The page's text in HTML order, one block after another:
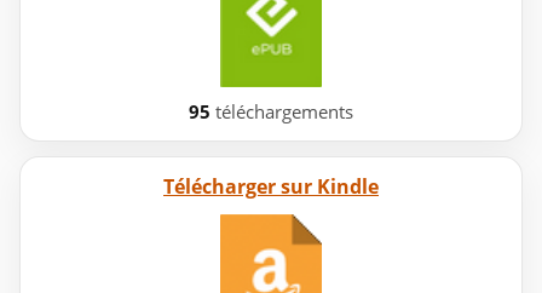
95 téléchargements
Télécharger sur Kindle